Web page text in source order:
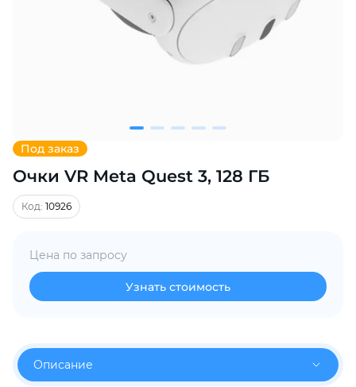
Под заказ
Очки VR Meta Quest 3, 128 ГБ
Код: 10926
Цена по запросу
Узнать стоимость
Описание
Добавляйте товары
% картой любого банка
Получайте товар
выбранный способом
списываться
каждые 2 недели
Подробнее
об оплате Плайтом